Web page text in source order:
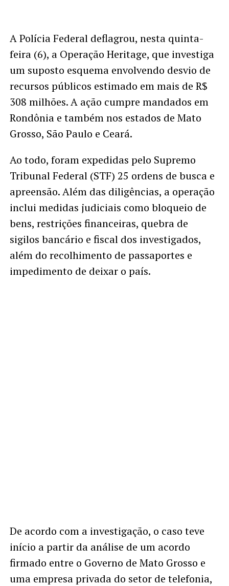
A Polícia Federal deflagrou, nesta quinta-
feira (6), a Operação Heritage, que investiga
um suposto esquema envolvendo desvio de
recursos públicos estimado em mais de R$
308 milhões. A ação cumpre mandados em
Rondônia e também nos estados de Mato
Grosso, São Paulo e Ceará.
Ao todo, foram expedidas pelo Supremo
Tribunal Federal (STF) 25 ordens de busca e
apreensão. Além das diligências, a operação
inclui medidas judiciais como bloqueio de
bens, restrições financeiras, quebra de
sigilos bancário e fiscal dos investigados,
além do recolhimento de passaportes e
impedimento de deixar o país.
De acordo com a investigação, o caso teve
início a partir da análise de um acordo
firmado entre o Governo de Mato Grosso e
uma empresa privada do setor de telefonia,